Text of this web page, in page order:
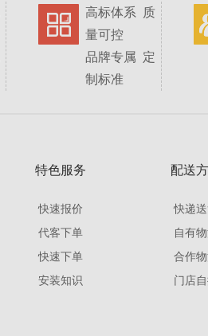
高标体系 质
量可控
品牌专属 定
制标准
特色服务
快速报价
代客下单
快速下单
安装知识
配送
快递
自有
合作
门店